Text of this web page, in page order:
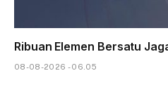
Ribuan Elemen Bersatu
08-08-2026 - 06.05